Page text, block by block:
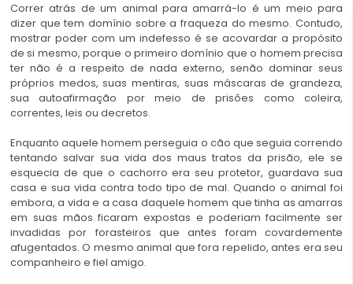
Correr atrás de um animal para amarrá-lo é um meio para
dizer que tem domínio sobre a fraqueza do mesmo. Contudo,
mostrar poder com um indefesso é se acovardar a propósito
de si mesmo, porque o primeiro domínio que o homem precisa
ter não é a respeito de nada externo, senão dominar seus
próprios medos, suas mentiras, suas máscaras de grandeza,
sua autoafirmação por meio de prisões como coleira,
correntes, leis ou decretos.
Enquanto aquele homem perseguia o cão que seguia correndo
tentando salvar sua vida dos maus tratos da prisão, ele se
esquecia de que o cachorro era seu protetor, guardava sua
casa e sua vida contra todo tipo de mal. Quando o animal foi
embora, a vida e a casa daquele homem que tinha as amarras
em suas mãos ficaram expostas e poderiam facilmente ser
invadidas por forasteiros que antes foram covardemente
afugentados. O mesmo animal que fora repelido, antes era seu
companheiro e fiel amigo.